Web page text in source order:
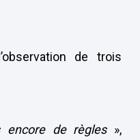
de trois
encore de règles »,